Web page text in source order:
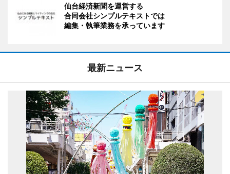
仙台経済新聞を運営する
合同会社シンプルテキストでは
編集・執筆業務を承っています
最新ニュース